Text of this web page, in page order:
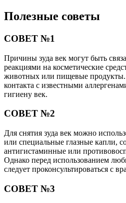
Полезные советы
СОВЕТ №1
Причины зуда век могут быть
реакциями на косметические
животных или пищевые продукты.
контакта с известными
гигиену век.
СОВЕТ №2
Для снятия зуда век можно
или специальные глазные капли,
антигистаминные или
Однако перед использованием
следует проконсультироваться с
СОВЕТ №3